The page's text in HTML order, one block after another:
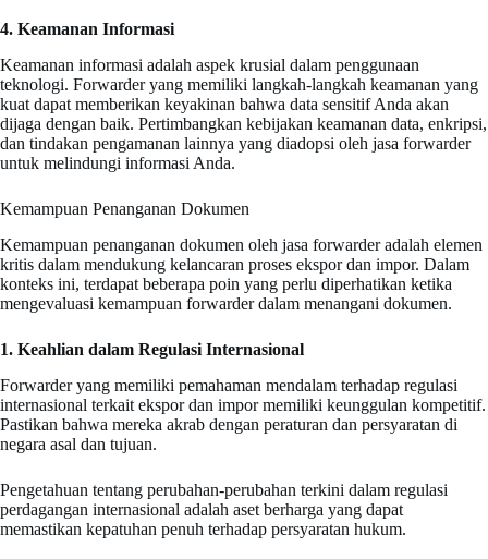
4. Keamanan Informasi
Keamanan informasi adalah aspek krusial dalam penggunaan
teknologi. Forwarder yang memiliki langkah-langkah keamanan yang
kuat dapat memberikan keyakinan bahwa data sensitif Anda akan
dijaga dengan baik. Pertimbangkan kebijakan keamanan data, enkripsi,
dan tindakan pengamanan lainnya yang diadopsi oleh jasa forwarder
untuk melindungi informasi Anda.
Kemampuan Penanganan Dokumen
Kemampuan penanganan dokumen oleh jasa forwarder adalah elemen
kritis dalam mendukung kelancaran proses ekspor dan impor. Dalam
konteks ini, terdapat beberapa poin yang perlu diperhatikan ketika
mengevaluasi kemampuan forwarder dalam menangani dokumen.
1. Keahlian dalam Regulasi Internasional
Forwarder yang memiliki pemahaman mendalam terhadap regulasi
internasional terkait ekspor dan impor memiliki keunggulan kompetitif.
Pastikan bahwa mereka akrab dengan peraturan dan persyaratan di
negara asal dan tujuan.
Pengetahuan tentang perubahan-perubahan terkini dalam regulasi
perdagangan internasional adalah aset berharga yang dapat
memastikan kepatuhan penuh terhadap persyaratan hukum.